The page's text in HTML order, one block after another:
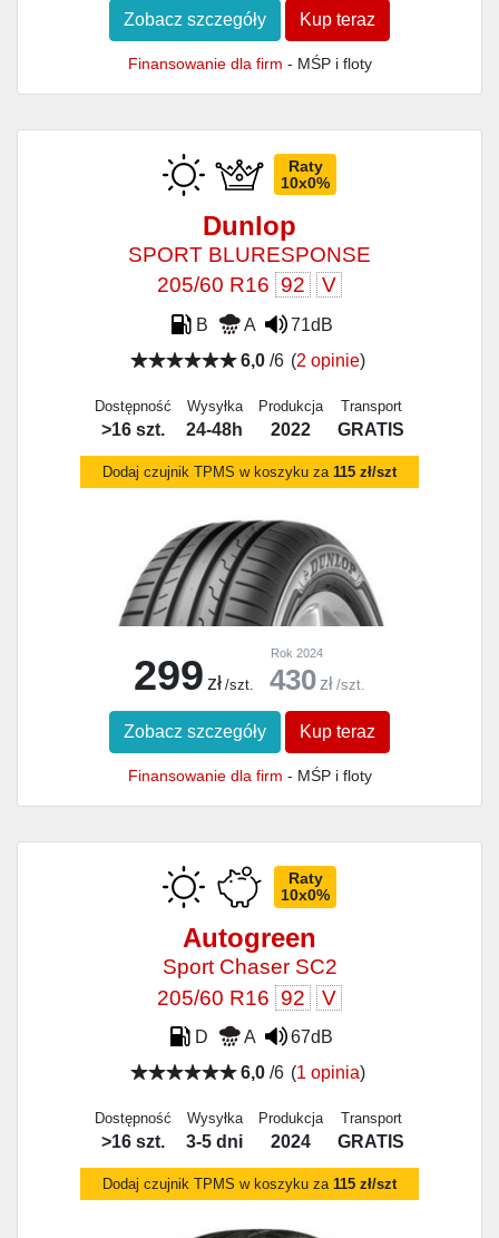
Zobacz szczegóły Kup teraz
Finansowanie dla firm - MŚP i floty
Raty
10x0%
Dunlop
SPORT BLURESPONSE
205/60 R16 92 V
B A
71dB
6,0/6 (2 opinie)
Dostępność
>16 szt.
Wysyłka
24-48h
Produkcja
2022
Transport
GRATIS
Dodaj czujnik TPMS w koszyku za 115 zł/szt
299 zł /szt.
Rok 2024
430 zł /szt.
Zobacz szczegóły Kup teraz
Finansowanie dla firm - MŚP i floty
Raty
10x0%
Autogreen
Sport Chaser SC2
205/60 R16 92 V
D A
67dB
6,0/6 (1 opinia)
Dostępność
>16 szt.
Wysyłka
3-5 dni
Produkcja
2024
Transport
GRATIS
Dodaj czujnik TPMS w koszyku za 115 zł/szt